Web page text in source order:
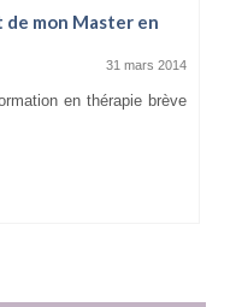
de mon Master en
31 mars 2014
en thérapie brève